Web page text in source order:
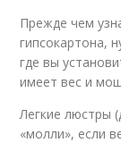
Прежде чем
гипсокартона,
где вы
имеет вес и
Легкие люстры
«молли», если